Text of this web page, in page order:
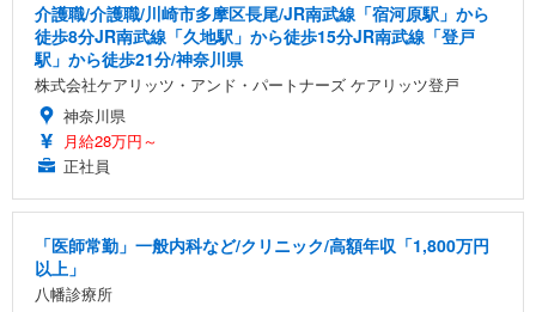
介護職/介護職/川崎市多摩区長尾/JR南武線「宿河原駅」から
徒歩8分JR南武線「久地駅」から徒歩15分JR南武線「登戸
駅」から徒歩21分/神奈川県
株式会社ケアリッツ・アンド・パートナーズ ケアリッツ登戸
神奈川県
月給28万円～
正社員
「医師常勤」一般内科など/クリニック/高額年収「1,800万円
以上」
八幡診療所